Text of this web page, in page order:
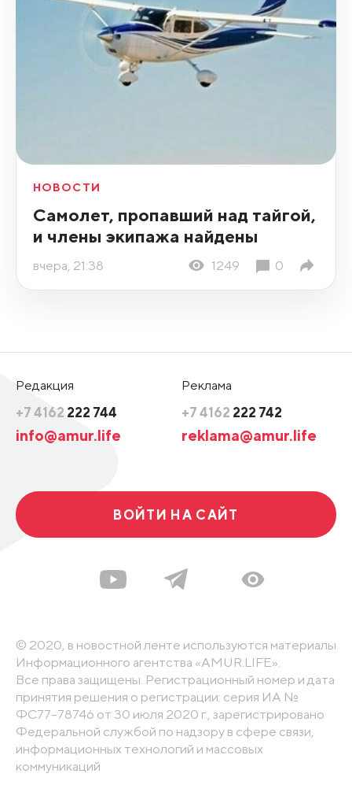
НОВОСТИ
Самолет, пропавший над тайгой,
и члены экипажа найдены
вчера, 21:38 1249 0
Редакция
+7 4162 222 744
info@amur.life
Реклама
+7 4162 222 742
reklama@amur.life
ВОЙТИ НА САЙТ
© 2020, в новостной ленте используются материалы
Информационного агентства «AMUR.LIFE».
Все права защищены. Регистрационный номер и дата
принятия решения о регистрации: серия ИА №
ФС77-78746 от 30 июля 2020 г., зарегистрировано
Федеральной службой по надзору в сфере связи,
информационных технологий и массовых
коммуникаций